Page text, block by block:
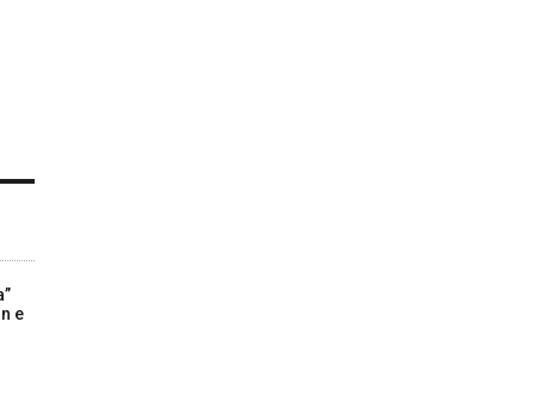
e